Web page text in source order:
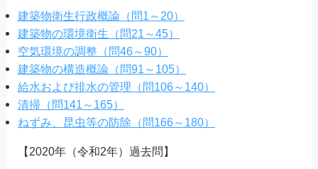
建築物衛生行政概論（問1～20）
建築物の環境衛生（問21～45）
空気環境の調整（問46～90）
建築物の構造概論（問91～105）
給水および排水の管理（問106～140）
清掃（問141～165）
ねずみ、昆虫等の防除（問166～180）
【2020年（令和2年）過去問】